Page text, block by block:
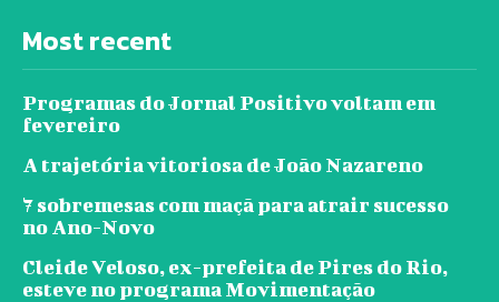
Most recent
Programas do Jornal Positivo voltam em
fevereiro
A trajetória vitoriosa de João Nazareno
7 sobremesas com maçã para atrair sucesso
no Ano-Novo
Cleide Veloso, ex-prefeita de Pires do Rio,
esteve no programa Movimentação